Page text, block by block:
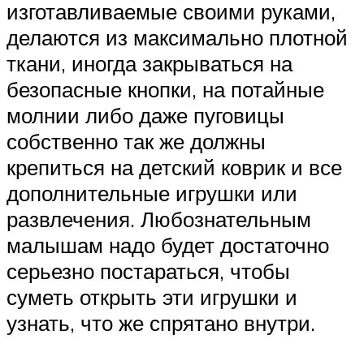
изготавливаемые своими руками,
делаются из максимально плотной
ткани, иногда закрываться на
безопасные кнопки, на потайные
молнии либо даже пуговицы
собственно так же должны
крепиться на детский коврик и все
дополнительные игрушки или
развлечения. Любознательным
малышам надо будет достаточно
серьезно постараться, чтобы
суметь открыть эти игрушки и
узнать, что же спрятано внутри.